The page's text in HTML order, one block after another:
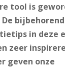
tool is
in deze
zeer
geven onze